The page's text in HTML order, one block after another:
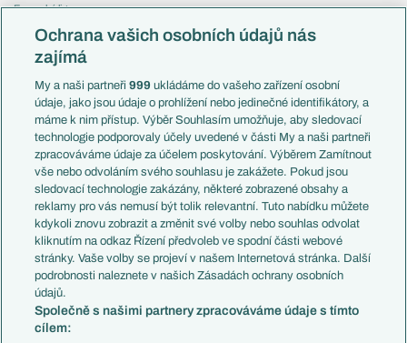
Evropská liga
Mistrovství světa
Liga národů
Témata
Představení týmů MS
EuroSkauting
PL v kostce
Evropské koeficienty
Přestupy
Přestupové spekulace
Zranění
Kluby
Arsenal FC
Chelsea FC
Manchester United
AC Milán
Česko
Francie
Itálie
Německo
Španělsko
Argentina
Brazílie
Přestupy
Zápasy
Livescore
Tipovací soutěž
Ochrana vašich osobních údajů nás
zajímá
My a naši partneři999 ukládáme do vašeho zařízení osobní
údaje, jako jsou údaje o prohlížení nebo jedinečné identifikátory, a
máme k nim přístup. Výběr Souhlasím umožňuje, aby sledovací
technologie podporovaly účely uvedené v části My a naši partneři
zpracováváme údaje za účelem poskytování. Výběrem Zamítnout
vše nebo odvoláním svého souhlasu je zakážete. Pokud jsou
sledovací technologie zakázány, některé zobrazené obsahy a
reklamy pro vás nemusí být tolik relevantní. Tuto nabídku můžete
kdykoli znovu zobrazit a změnit své volby nebo souhlas odvolat
kliknutím na odkaz Řízení předvoleb ve spodní části webové
stránky. Vaše volby se projeví v našem Internetová stránka. Další
podrobnosti naleznete v našich Zásadách ochrany osobních
údajů.
Společně s našimi partnery zpracováváme údaje s tímto
cílem: